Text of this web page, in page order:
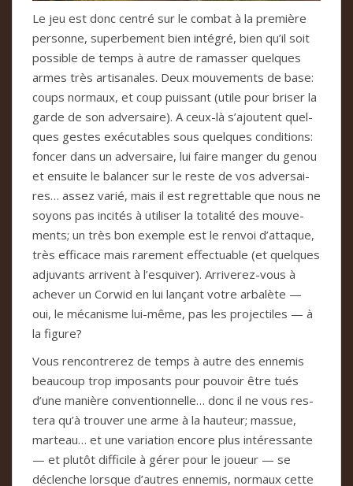
Le jeu est donc cen­tré sur le com­bat à la pre­mière
per­sonne, super­be­ment bien inté­gré, bien qu’il soit
pos­si­ble de temps à autre de ramas­ser quel­ques
armes très arti­sa­na­les. Deux mou­ve­ments de base:
coups nor­maux, et coup puis­sant (utile pour bri­ser la
garde de son adver­saire). A ceux-là s’ajou­tent quel­
ques ges­tes exé­cu­ta­bles sous quel­ques con­di­tions:
fon­cer dans un adver­saire, lui faire man­ger du genou
et ensuite le balan­cer sur le reste de vos adver­sai­
res… assez varié, mais il est regret­ta­ble que nous ne
soyons pas inci­tés à uti­li­ser la tota­lité des mou­ve­
ments; un très bon exem­ple est le ren­voi d’atta­que,
très effi­cace mais rare­ment effec­tua­ble (et quel­ques
adju­vants arri­vent à l’esqui­ver). Arri­ve­rez-vous à
ache­ver un Cor­wid en lui lan­çant votre arba­lète —
oui, le méca­nisme lui-même, pas les pro­jec­ti­les — à
la figure?
Vous ren­con­tre­rez de temps à autre des enne­mis
beau­coup trop impo­sants pour pou­voir être tués
d’une manière con­ven­tion­nelle… donc il ne vous res­
tera qu’à trou­ver une arme à la hau­teur; mas­sue,
mar­teau… et une varia­tion encore plus inté­res­sante
— et plu­tôt dif­fi­cile à gérer pour le joueur — se
déclen­che lors­que d’autres enne­mis, nor­maux cette